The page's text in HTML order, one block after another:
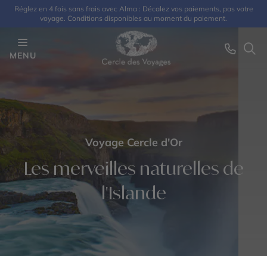
Réglez en 4 fois sans frais avec Alma : Décalez vos paiements, pas votre
voyage. Conditions disponibles au moment du paiement.
MENU
Voyage Cercle d'Or
Les merveilles naturelles de
l'Islande